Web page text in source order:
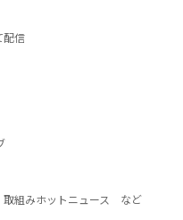
配信
取組みホットニュース など